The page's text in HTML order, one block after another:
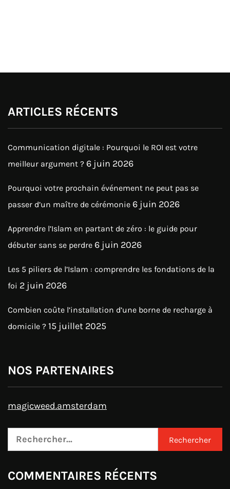
ARTICLES RÉCENTS
Communication digitale : Pourquoi le ROI est votre
meilleur argument ? 6 juin 2026
Pourquoi votre prochain événement ne peut pas se
passer d’un maître de cérémonie 6 juin 2026
Apprendre l’Islam en partant de zéro : le guide pour
débuter sans se perdre 6 juin 2026
Les 5 piliers de l’Islam : comprendre les fondations de la
foi 2 juin 2026
Combien coûte l’installation d’une borne de recharge à
domicile ? 15 juillet 2025
NOS PARTENAIRES
magicweed.amsterdam
Rechercher :
COMMENTAIRES RÉCENTS